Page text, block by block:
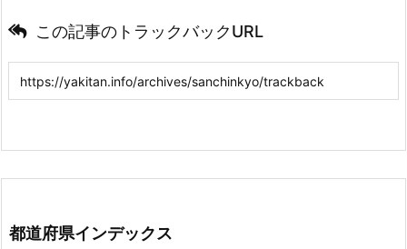
この記事のトラックバックURL
都道府県インデックス